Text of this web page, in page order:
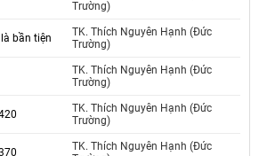
Trường)
bần tiện
TK. Thích Nguyên Hạnh (Đức
Trường)
TK. Thích Nguyên Hạnh (Đức
Trường)
TK. Thích Nguyên Hạnh (Đức
Trường)
TK. Thích Nguyên Hạnh (Đức